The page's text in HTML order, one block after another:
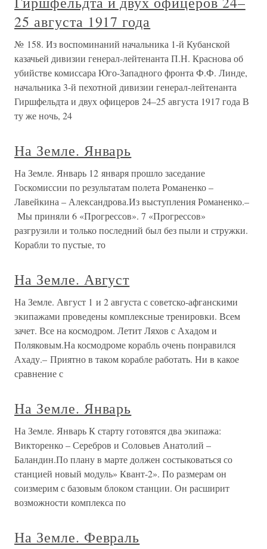
25 августа 1917 года
№ 158. Из воспоминаний начальника 1-й Кубанской
казачьей дивизии генерал-лейтенанта П.Н. Краснова об
убийстве комиссара Юго-Западного фронта Ф.Ф. Линде,
начальника 3-й пехотной дивизии генерал-лейтенанта
Гиршфельдта и двух офицеров 24–25 августа 1917 года В
ту же ночь, 24
На Земле. Январь
На Земле. Январь 12 января прошло заседание
Госкомиссии по результатам полета Романенко –
Лавейкина – Александрова.Из выступления Романенко.–
Мы приняли 6 «Прогрессов». 7 «Прогрессов»
разгрузили и только последний был без пыли и стружки.
Корабли то пустые, то
На Земле. Август
На Земле. Август 1 и 2 августа с советско-афганскими
экипажами проведены комплексные тренировки. Всем
зачет. Все на космодром. Летит Ляхов с Ахадом и
Поляковым.На космодроме корабль очень понравился
Ахаду.– Приятно в таком корабле работать. Ни в какое
сравнение с
На Земле. Январь
На Земле. Январь К старту готовятся два экипажа:
Викторенко – Серебров и Соловьев Анатолий –
Баландин.По плану в марте должен состыковаться со
станцией новый модуль» Квант-2». По размерам он
соизмерим с базовым блоком станции. Он расширит
возможности комплекса по
На Земле. Февраль